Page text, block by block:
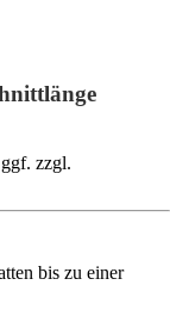
zzgl.
bis zu einer